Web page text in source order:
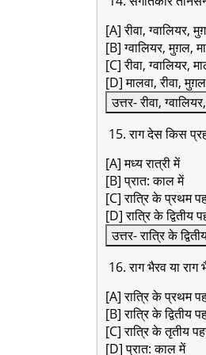
[A] रीवा, ग्वालियर,
[B] ग्वालियर, मुग़ल,
[C] रीवा, ग्वालियर,
[D] मालवा, रीवा, मुग़ल
उत्तर- रीवा,
15. राग देस किस
[A] मध्य रात्री में
[B] प्रात: काल में
[C] रात्रि के प्रथम
[D] रात्रि के द्वितीय
उत्तर- रात्रि के
16. राग भैरव या राग
[A] रात्रि के प्रथम
[B] रात्रि के द्वितीय
[C] रात्रि के तृतीय
[D] प्रात: काल में